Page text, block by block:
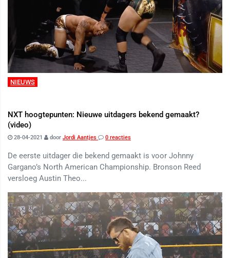
NIEUWS
NXT hoogtepunten: Nieuwe uitdagers bekend gemaakt?
(video)
28-04-2021 door Jordi Aantjes 0 reacties
De eerste uitdager die bekend gemaakt is voor Johnny
Gargano’s North American Championship. Bronson Reed
versloeg Austin Theo...